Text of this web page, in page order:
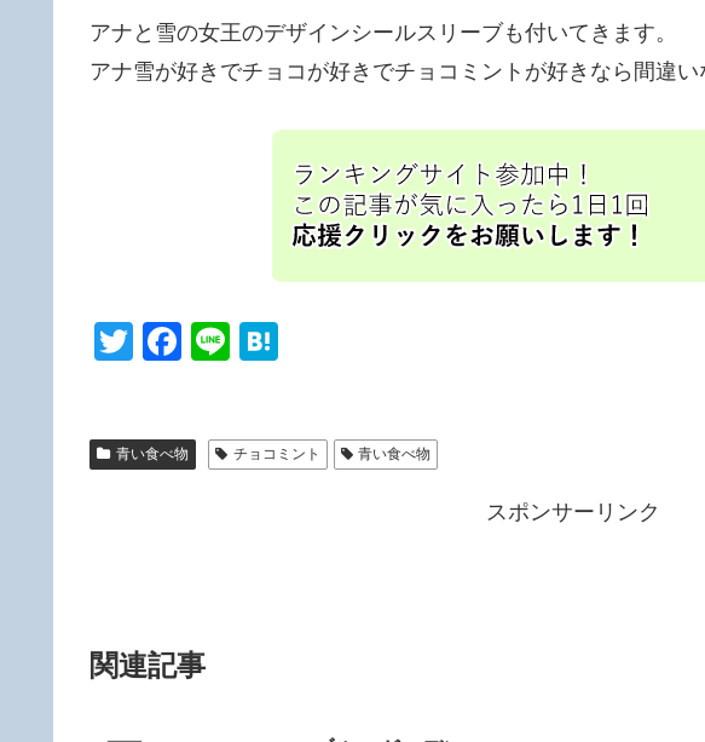
アナと雪の女王のデザインシールスリーブも付いてきます。
アナ雪が好きでチョコが好きでチョコミントが好きなら間違い
T
er
F
e
Li
n
青い食べ物 チョコミント 青い食べ物
スポンサーリンク
関連記事